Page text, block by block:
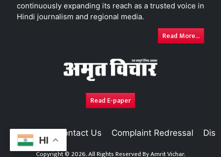
HI
continuously expanding its reach as a trusted voice in
Hindi journalism and regional media.
Read More...
Read E-paper
About Us Contact Us Complaint Redressal
Copyright © 2026. All Rights Reserved ByAmrit Vichar.